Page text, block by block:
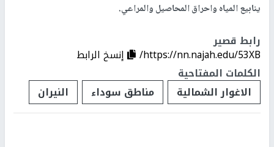
ينابيع المياه واحراق المحاصيل والمراعي.
رابط قصير
https://nn.najah.edu/53XB/
إنسخ الرابط
الكلمات المفتاحية
الاغوار الشمالية
مناطق سوداء النيران